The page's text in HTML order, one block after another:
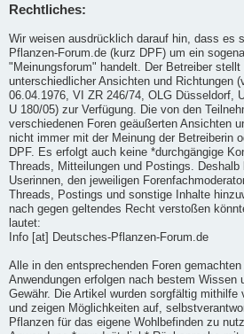
Rechtliches:
Wir weisen ausdrücklich darauf hin, dass es
Pflanzen-Forum.de (kurz DPF) um ein
"Meinungsforum" handelt. Der Betreiber
unterschiedlicher Ansichten und Richtungen
06.04.1976, VI ZR 246/74, OLG Düsseldorf,
U 180/05) zur Verfügung. Die von den
verschiedenen Foren geäußerten Ansichten
nicht immer mit der Meinung der Betreiberin
DPF. Es erfolgt auch keine *durchgängige
Threads, Mitteilungen und Postings. Deshalb
Userinnen, den jeweiligen
Threads, Postings und sonstige Inhalte
nach gegen geltendes Recht verstoßen
lautet:
Info [at] Deutsches-Pflanzen-Forum.de
Alle in den entsprechenden Foren
Anwendungen erfolgen nach bestem Wissen
Gewähr. Die Artikel wurden sorgfältig mithilfe
und zeigen Möglichkeiten auf,
Pflanzen für das eigene Wohlbefinden zu